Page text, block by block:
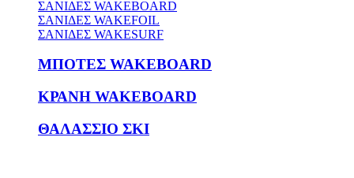
ΣΑΝΙΔΕΣ WAKEBOARD
ΣΑΝΙΔΕΣ WAKEFOIL
ΣΑΝΙΔΕΣ WAKESURF
ΜΠΟΤΕΣ WAKEBOARD
ΚΡΑΝΗ WAKEBOARD
ΘΑΛΑΣΣΙΟ ΣΚΙ